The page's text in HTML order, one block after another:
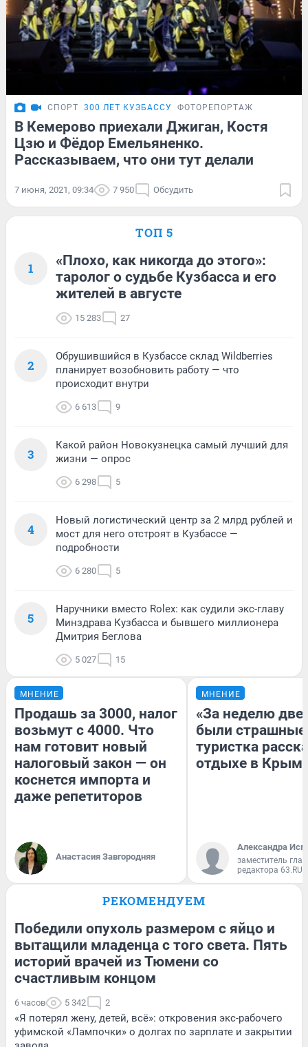
СПОРТ 300 ЛЕТ КУЗБАССУ ФОТОРЕПОРТАЖ
В Кемерово приехали Джиган, Костя
Цзю и Фёдор Емельяненко.
Рассказываем, что они тут делали
7 июня, 2021, 09:34 7 950 Обсудить
ТОП 5
1
«Плохо, как никогда до этого»:
таролог о судьбе Кузбасса и его
жителей в августе
15 283 27
2
Обрушившийся в Кузбассе склад Wildberries
планирует возобновить работу — что
происходит внутри
6 613 9
3
Какой район Новокузнецка самый лучший для
жизни — опрос
6 298 5
4
Новый логистический центр за 2 млрд рублей и
мост для него отстроят в Кузбассе —
подробности
6 280 5
5
Наручники вместо Rolex: как судили экс-главу
Минздрава Кузбасса и бывшего миллионера
Дмитрия Беглова
5 027 15
МНЕНИЕ
Продашь за 3000, налог
возьмут с 4000. Что
нам готовит новый
налоговый закон — он
коснется импорта и
даже репетиторов
Анастасия Завгородняя
МНЕНИЕ
«За неделю две
были
туристка
отдыхе в
Александра
заместитель
редактора 63.RU
РЕКОМЕНДУЕМ
Победили опухоль размером с яйцо и
вытащили младенца с того света. Пять
историй врачей из Тюмени со
счастливым концом
6 часов 5 342 2
«Я потерял жену, детей, всё»: откровения экс-рабочего
уфимской «Лампочки» о долгах по зарплате и закрытии